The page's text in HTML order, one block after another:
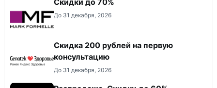
Скидки до 70%
До 31 декабря, 2026
Скидка 200 рублей на первую
консультацию
До 31 декабря, 2026